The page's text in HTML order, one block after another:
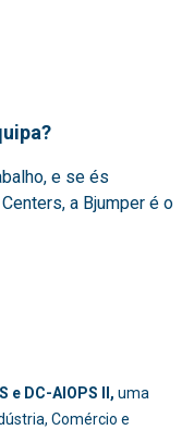
e se és
a Bjumper é o
e DC-AIOPS II, uma
Comércio e